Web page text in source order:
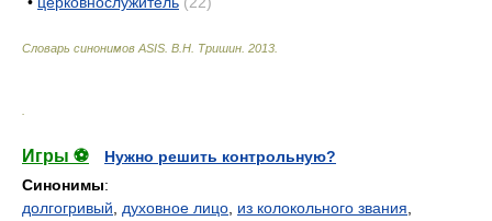
Словарь синонимов ASIS. В.Н. Тришин 2013
Игры ⚽
Нужно решить контрольную?
Синонимы:
долгогривый
духовное лицо из колокольного звания